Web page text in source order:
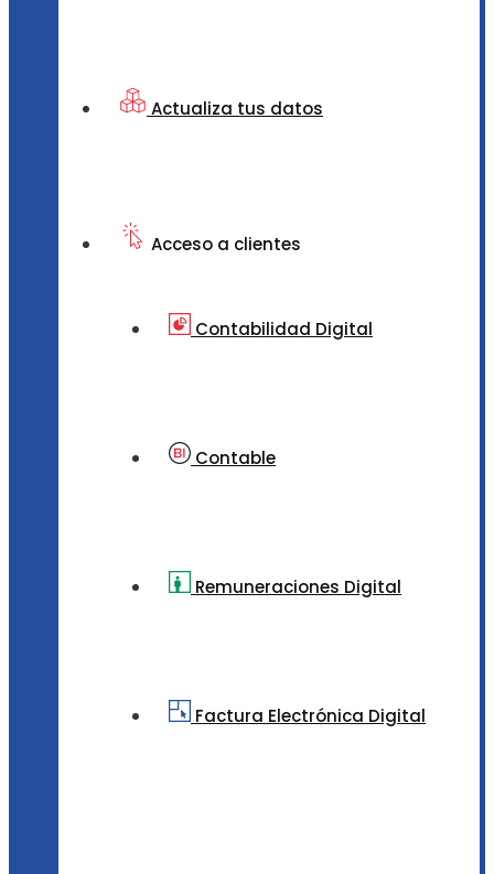
Actualiza tus datos
Acceso a clientes
Contabilidad Digital
Contable
Remuneraciones Digital
Factura Electrónica Digital